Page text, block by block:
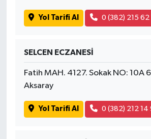
Yol Tarifi Al 0 (382) 215 62
SELCEN ECZANESİ
Fatih MAH. 4127. Sokak NO: 10A
Aksaray
Yol Tarifi Al 0 (382) 212 14